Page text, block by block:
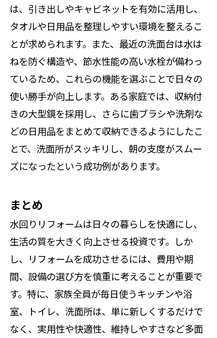
は、引き出しやキャビネットを有効に活用し、
タオルや日用品を整理しやすい環境を整えるこ
とが求められます。また、最近の洗面台は水は
ねを防ぐ構造や、節水性能の高い水栓が備わっ
ているため、これらの機能を選ぶことで日々の
使い勝手が向上します。ある家庭では、収納付
きの大型鏡を採用し、さらに歯ブラシや洗剤な
どの日用品をまとめて収納できるようにしたこ
とで、洗面所がスッキリし、朝の支度がスムー
ズになったという成功例があります。
まとめ
水回りリフォームは日々の暮らしを快適にし、
生活の質を大きく向上させる投資です。しか
し、リフォームを成功させるには、費用や期
間、設備の選び方を慎重に考えることが重要で
す。特に、家族全員が毎日使うキッチンや浴
室、トイレ、洗面所は、単に新しくするだけで
なく、実用性や快適性、維持しやすさなど多面